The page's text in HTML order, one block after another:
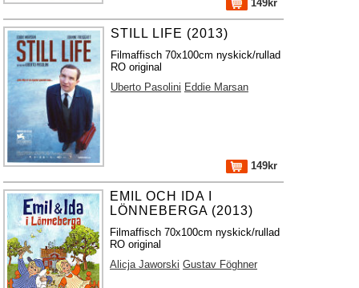
149kr
STILL LIFE (2013)
Filmaffisch 70x100cm nyskick/rullad
RO original
Uberto Pasolini Eddie Marsan
149kr
EMIL OCH IDA I
LÖNNEBERGA (2013)
Filmaffisch 70x100cm nyskick/rullad
RO original
Alicja Jaworski Gustav Föghner